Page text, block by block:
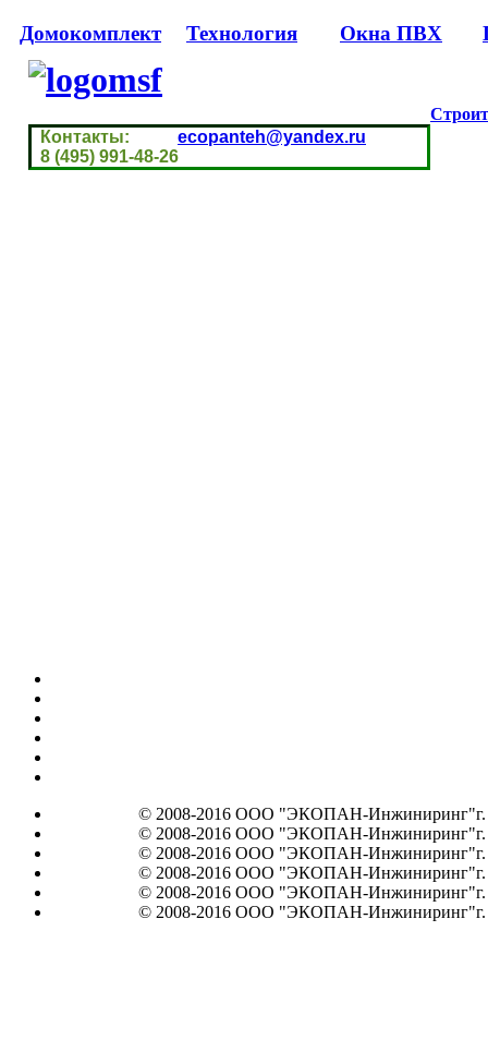
Домокомплект Технология Окна ПВХ
Контакты: ecopanteh@yandex.ru
8 (495) 991-48-26
© 2008-2016 ООО "ЭКОПАН-Инжиниринг"г.
© 2008-2016 ООО "ЭКОПАН-Инжиниринг"г.
© 2008-2016 ООО "ЭКОПАН-Инжиниринг"г.
© 2008-2016 ООО "ЭКОПАН-Инжиниринг"г.
© 2008-2016 ООО "ЭКОПАН-Инжиниринг"г.
© 2008-2016 ООО "ЭКОПАН-Инжиниринг"г.